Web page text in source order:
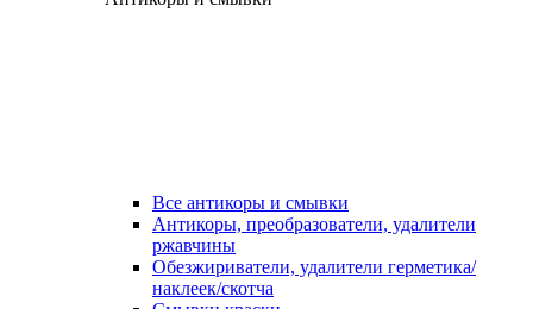
Все антикоры и смывки
Антикоры, преобразователи, удалители
ржавчины
Обезжириватели, удалители герметика/
наклеек/скотча